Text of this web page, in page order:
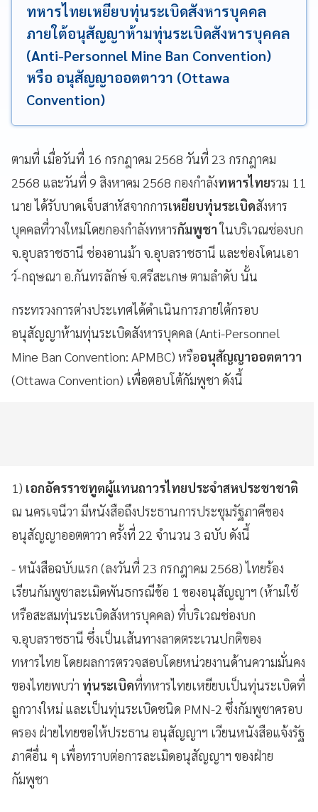
ทหารไทยเหยียบทุ่นระเบิดสังหารบุคคล
ภายใต้อนุสัญญาห้ามทุ่นระเบิดสังหารบุคคล
(Anti-Personnel Mine Ban Convention)
หรือ อนุสัญญาออตตาวา (Ottawa
Convention)
ตามที่ เมื่อวันที่ 16 กรกฎาคม 2568 วันที่ 23 กรกฎาคม
2568 และวันที่ 9 สิงหาคม 2568 กองกำลังทหารไทยรวม 11
นาย ได้รับบาดเจ็บสาหัสจากการเหยียบทุ่นระเบิดสังหาร
บุคคลที่วางใหม่โดยกองกำลังทหารกัมพูชาในบริเวณช่องบก
จ.อุบลราชธานี ช่องอานม้า จ.อุบลราชธานี และช่องโดนเอา
ว์-กฤษณา อ.กันทรลักษ์ จ.ศรีสะเกษ ตามลำดับ นั้น
กระทรวงการต่างประเทศได้ดำเนินการภายใต้กรอบ
อนุสัญญาห้ามทุ่นระเบิดสังหารบุคคล (Anti-Personnel
Mine Ban Convention: APMBC) หรืออนุสัญญาออตตาวา
(Ottawa Convention) เพื่อตอบโต้กัมพูชา ดังนี้
1) เอกอัครราชทูตผู้แทนถาวรไทยประจำสหประชาชาติ
ณ นครเจนีวา มีหนังสือถึงประธานการประชุมรัฐภาคีของ
อนุสัญญาออตตาวา ครั้งที่ 22 จำนวน 3 ฉบับ ดังนี้
- หนังสือฉบับแรก (ลงวันที่ 23 กรกฎาคม 2568) ไทยร้อง
เรียนกัมพูชาละเมิดพันธกรณีข้อ 1 ของอนุสัญญาฯ (ห้ามใช้
หรือสะสมทุ่นระเบิดสังหารบุคคล) ที่บริเวณช่องบก
จ.อุบลราชธานี ซึ่งเป็นเส้นทางลาดตระเวนปกติของ
ทหารไทย โดยผลการตรวจสอบโดยหน่วยงานด้านความมั่นคง
ของไทยพบว่า ทุ่นระเบิดที่ทหารไทยเหยียบเป็นทุ่นระเบิดที่
ถูกวางใหม่ และเป็นทุ่นระเบิดชนิด PMN-2 ซึ่งกัมพูชาครอบ
ครอง ฝ่ายไทยขอให้ประธาน อนุสัญญาฯ เวียนหนังสือแจ้งรัฐ
ภาคีอื่น ๆ เพื่อทราบต่อการละเมิดอนุสัญญาฯ ของฝ่าย
กัมพูชา